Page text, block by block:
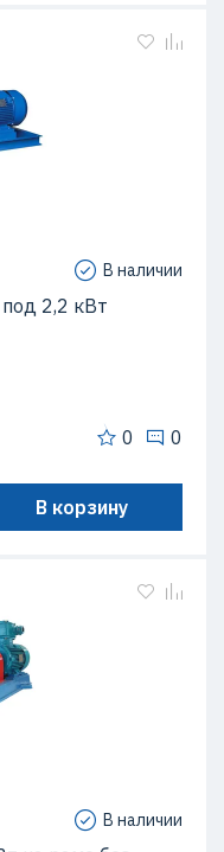
В наличии
2,2 кВт
0 0
В корзину
В наличии